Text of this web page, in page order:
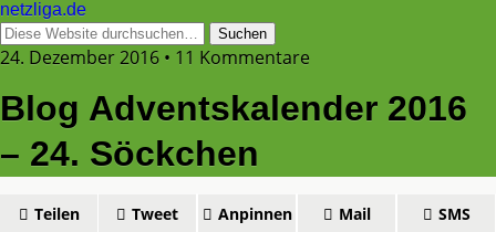
netzliga.de
24. Dezember 2016 • 11 Kommentare
Blog Adventskalender 2016
– 24. Söckchen
Teilen Tweet Anpinnen Mail SMS